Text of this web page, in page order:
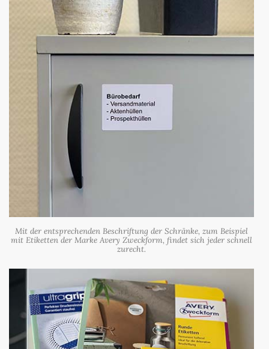
Mit der entsprechenden Beschriftung der Schränke, zum Beispiel
mit Etiketten der Marke Avery Zweckform, findet sich jeder schnell
zurecht.